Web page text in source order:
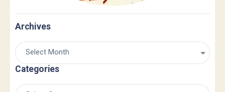
Archives
Categories